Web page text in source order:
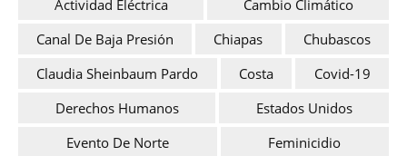
Actividad Eléctrica
Cambio Climático
Canal De Baja Presión
Chiapas
Chubascos
Claudia Sheinbaum Pardo
Costa
Covid-19
Derechos Humanos
Estados Unidos
Evento De Norte
Feminicidio